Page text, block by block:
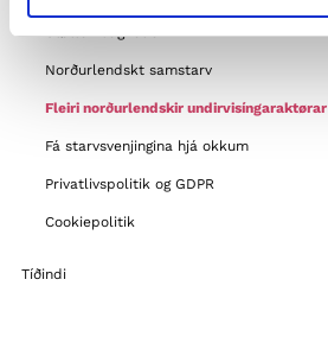
Støttemuligheder
Norðurlendskt samstarv
Fleiri norðurlendskir undirvisíngaraktørar
Fá starvsvenjingina hjá okkum
Privatlivspolitik og GDPR
Cookiepolitik
Tíðindi